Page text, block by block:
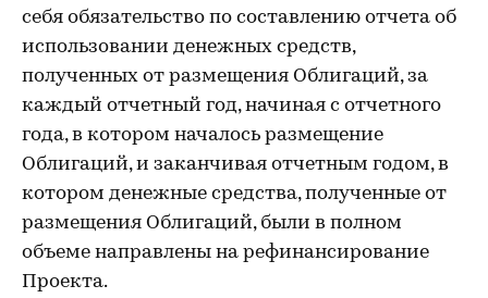
себя обязательство по составлению отчета об
использовании денежных средств,
полученных от размещения Облигаций, за
каждый отчетный год, начиная с отчетного
года, в котором началось размещение
Облигаций, и заканчивая отчетным годом, в
котором денежные средства, полученные от
размещения Облигаций, были в полном
объеме направлены на рефинансирование
Проекта.